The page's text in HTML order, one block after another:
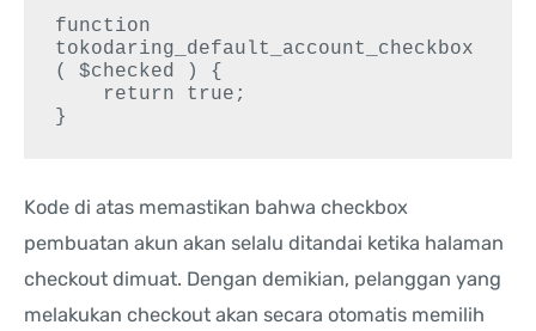
function
tokodaring_default_account_checkbox
( $checked ) {
Kode di atas memastikan bahwa checkbox
pembuatan akun akan selalu ditandai ketika halaman
checkout dimuat. Dengan demikian, pelanggan yang
melakukan checkout akan secara otomatis memilih